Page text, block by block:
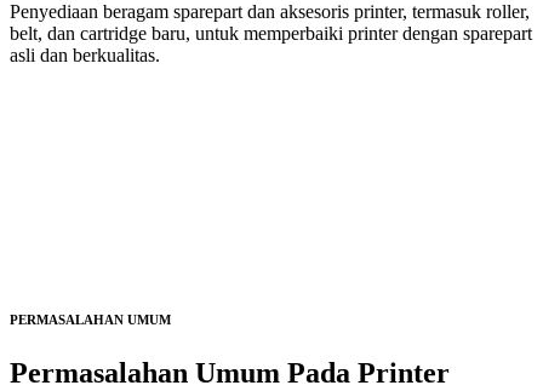
Penyediaan beragam sparepart dan aksesoris printer, termasuk roller,
belt, dan cartridge baru, untuk memperbaiki printer dengan sparepart
asli dan berkualitas.
PERMASALAHAN UMUM
Permasalahan Umum Pada Printer